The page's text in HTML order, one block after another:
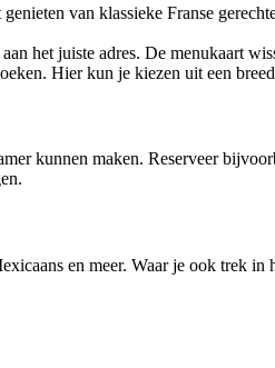
van klassieke Franse
het juiste adres. De menukaart
Hier kun je kiezen uit een
kunnen maken. Reserveer
en meer. Waar je ook trek